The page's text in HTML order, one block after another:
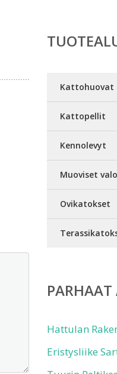
Kattohuovat
Kattopellit
Kennolevyt
Muoviset
Ovikatokset
PARHAAT
Hattulan
Eristysliike